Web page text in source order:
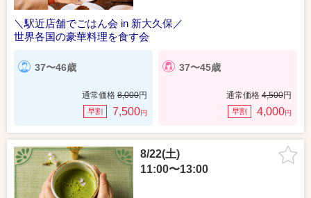
＼駅近店舗でごはん会 in 新大久保／
世界各国の豪華料理を食す会
37〜46歳
通常価格 8,000円
早割 7,500円
37〜45歳
通常価格 4,500円
早割 4,000円
8/22(土)
11:00〜13:00